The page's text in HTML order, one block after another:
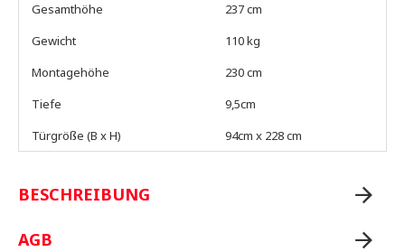
Gesamthöhe
237 cm
Gewicht
110 kg
Montagehöhe
230 cm
Tiefe
9,5cm
Türgröße (B x H)
94cm x 228 cm
BESCHREIBUNG
AGB